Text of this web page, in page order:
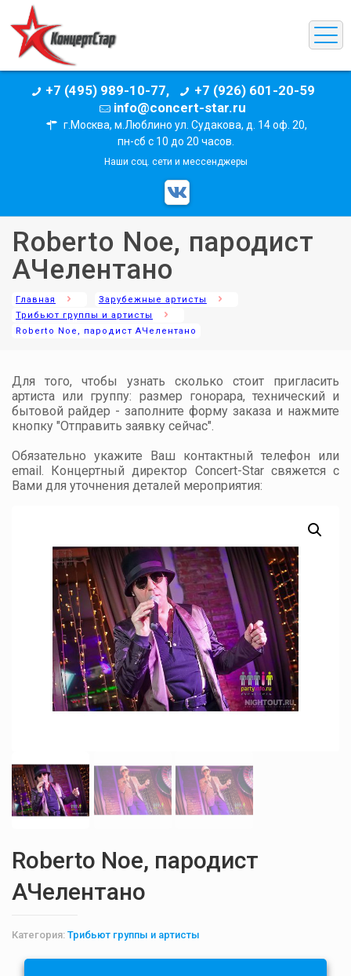
+7 (495) 989-10-77,
+7 (926) 601-20-59
info@concert-star.ru
г.Москва, м.Люблино ул. Судакова, д. 14 оф. 20,
пн-сб с 10 до 20 часов.
Наши соц. сети и мессенджеры
Roberto Noe, пародист
АЧелентано
Главная
Зарубежные артисты
Трибьют группы и артисты
Roberto Noe, пародист АЧелентано
Для того, чтобы узнать сколько стоит пригласить
артиста или группу: размер гонорара, технический и
бытовой райдер - заполните форму заказа и нажмите
кнопку "Отправить заявку сейчас".
Обязательно укажите Ваш контактный телефон или
email. Концертный директор Concert-Star свяжется с
Вами для уточнения деталей мероприятия:
Roberto Noe, пародист
АЧелентано
Категория: Трибьют группы и артисты